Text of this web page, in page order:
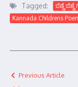
Tagged: ಬೆಣ್ಣೆ
Kannada Childrens
Previous Article